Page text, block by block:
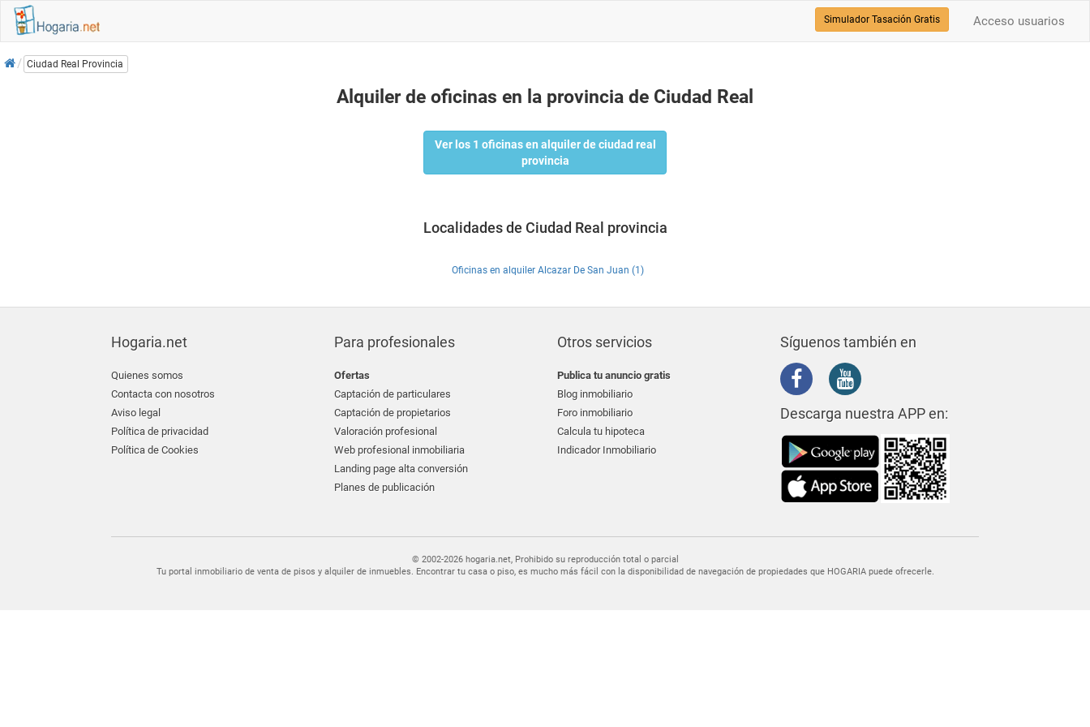
Acceso usuarios
Simulador Tasación Gratis
InicioCiudad Real Provincia
Alquiler de oficinas en la provincia de Ciudad Real
Ver los 1 oficinas en alquiler de ciudad real
provincia
Localidades de Ciudad Real provincia
Oficinas en alquiler Alcazar De San Juan (1)
Hogaria.net
Quienes somos
Contacta con nosotros
Aviso legal
Política de privacidad
Política de Cookies
Para profesionales
Ofertas
Captación de particulares
Captación de propietarios
Valoración profesional
Web profesional inmobiliaria
Landing page alta conversión
Planes de publicación
Otros servicios
Publica tu anuncio gratis
Blog inmobiliario
Foro inmobiliario
Calcula tu hipoteca
Indicador Inmobiliario
Síguenos también en
Descarga nuestra APP en:
© 2002-2026 hogaria.net, Prohibido su reproducción total o parcial
Tu portal inmobiliario de venta de pisos y alquiler de inmuebles. Encontrar tu casa o piso, es mucho más fácil con la disponibilidad de navegación de propiedades que HOGARIA puede ofrecerle.